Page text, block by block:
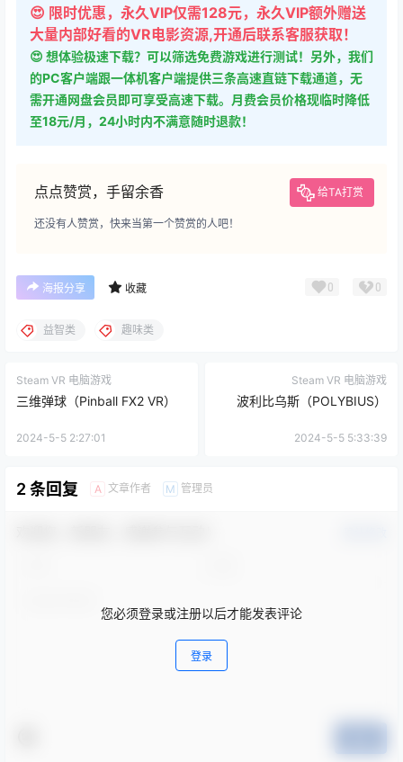
😍 限时优惠，永久VIP仅需128元，永久VIP额外赠送
大量内部好看的VR电影资源,开通后联系客服获取！
😍 想体验极速下载？可以筛选免费游戏进行测试！另外，我们
的PC客户端跟一体机客户端提供三条高速直链下载通道，无
需开通网盘会员即可享受高速下载。月费会员价格现临时降低
至18元/月，24小时内不满意随时退款！
点点赞赏，手留余香 给TA打赏
还没有人赞赏，快来当第一个赞赏的人吧！
海报分享 收藏 0 0
益智类 趣味类
Steam VR 电脑游戏
三维弹球（Pinball FX2 VR）
2024-5-5 2:27:01
Steam VR 电脑游戏
波利比乌斯（POLYBIUS）
2024-5-5 5:33:39
2 条回复 A 文章作者 M 管理员
您必须登录或注册以后才能发表评论
登录